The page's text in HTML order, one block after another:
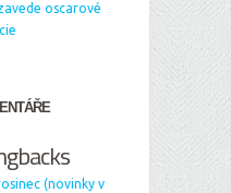
oscarové
(novinky v